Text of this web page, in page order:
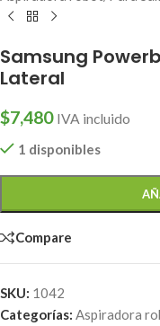
Samsung
Lateral
$7,480 IVA incluido
1 disponibles
Compare
SKU: 1042
Categorías: Aspiradora